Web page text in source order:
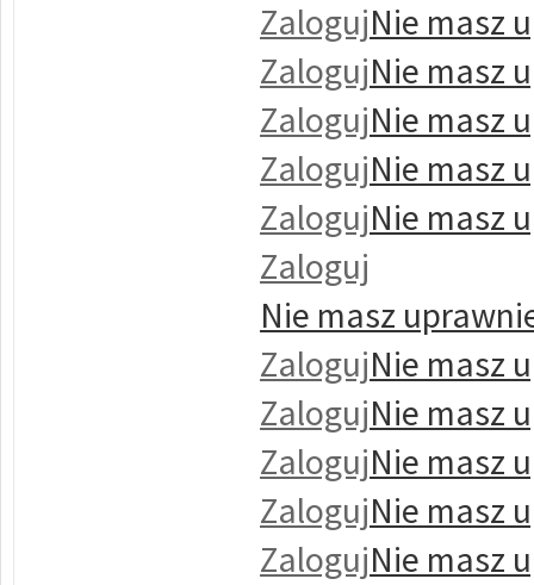
ZalogujNie masz
ZalogujNie masz
ZalogujNie masz
ZalogujNie masz
ZalogujNie masz
Zaloguj
Nie masz
ZalogujNie masz
ZalogujNie masz
ZalogujNie masz
ZalogujNie masz
ZalogujNie masz